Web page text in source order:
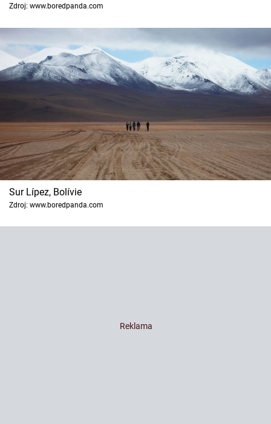
Zdroj: www.boredpanda.com
Sur Lípez, Bolívie
Zdroj: www.boredpanda.com